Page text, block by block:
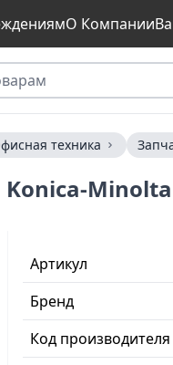
О Компании
техника
Артикул
Бренд
Код производителя